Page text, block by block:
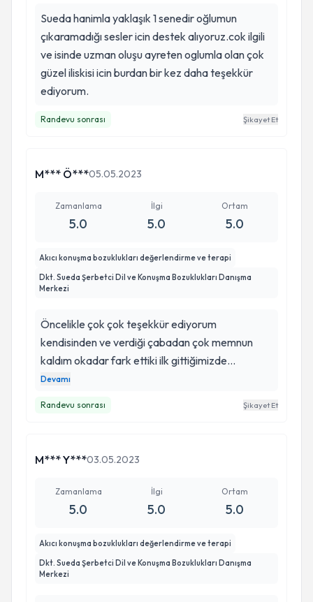
Sueda hanimla yaklaşık 1 senedir oğlumun
çıkaramadığı sesler icin destek alıyoruz.cok ilgili
ve isinde uzman oluşu ayreten oglumla olan çok
güzel iliskisi icin burdan bir kez daha teşekkür
ediyorum.
Randevu sonrası Şikayet Et
M*** Ö***05.05.2023
Zamanlama
5.0
İlgi
5.0
Ortam
5.0
Akıcı konuşma bozuklukları değerlendirme ve terapi
Dkt. Sueda Şerbetci Dil ve Konuşma Bozuklukları Danışma
Merkezi
Öncelikle çok çok teşekkür ediyorum
kendisinden ve verdiği çabadan çok memnun
kaldım okadar fark ettiki ilk gittiğimizde
çocuğum takılarak konuşurdu kekeleyerek benim
Devamı
Randevu sonrası Şikayet Et
M*** Y***03.05.2023
Zamanlama
5.0
İlgi
5.0
Ortam
5.0
Akıcı konuşma bozuklukları değerlendirme ve terapi
Dkt. Sueda Şerbetci Dil ve Konuşma Bozuklukları Danışma
Merkezi